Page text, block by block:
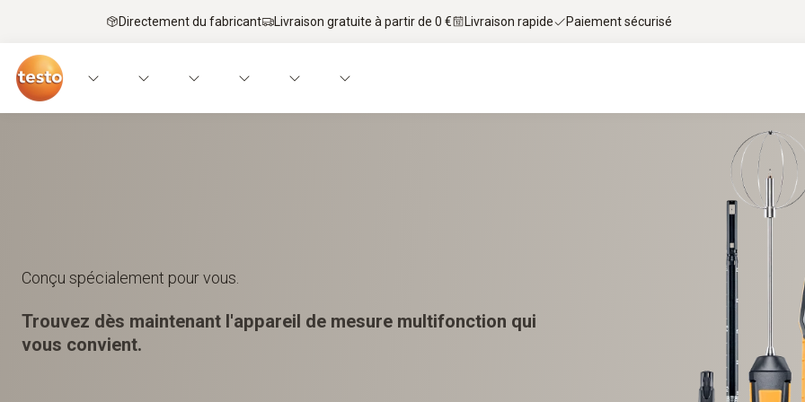
Directement du fabricant Livraison gratuite à partir de 0 € Livraison rapide Paiement sécurisé
Conçu spécialement pour vous.
Trouvez dès maintenant l'appareil de mesure multifonction qui
vous convient.